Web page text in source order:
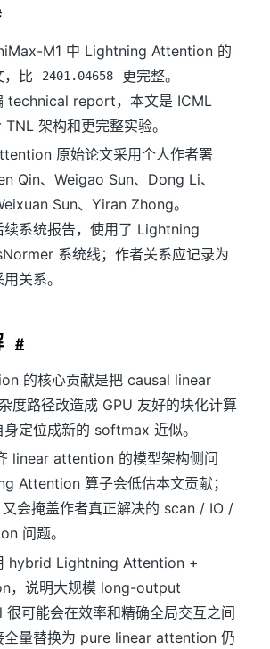
M1 中 Lightning Attention 的
，比
2401.04658 更完整。
technical report，本文是 ICML
架构和更完整实验。
原始论文采用个人作者署
Qin、Weigao Sun、Dong Li、
Sun、Yiran Zhong。
系统报告，使用了 Lightning
系统线；作者关系应记录为
关系。
#
的核心贡献是把 causal linear
度路径改造成 GPU 友好的块化计算
定位成新的 softmax 近似。
linear attention 的模型架构侧问
Attention 算子会低估本文贡献；
会掩盖作者真正解决的 scan / IO /
问题。
hybrid Lightning Attention +
，说明大规模 long-output
可能会在效率和精确全局交互之间
全量替换为 pure linear attention 仍